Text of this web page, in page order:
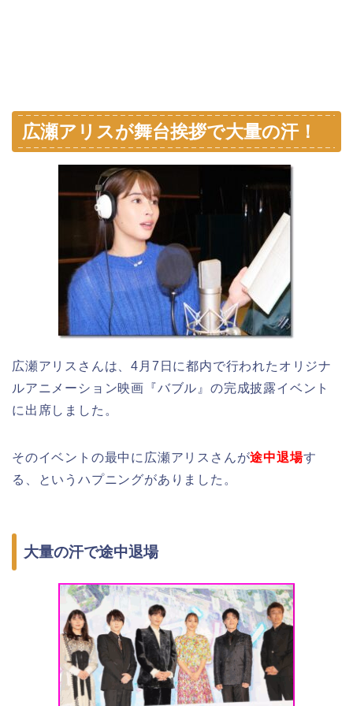
広瀬アリスが舞台挨拶で大量の汗！
広瀬アリスさんは、4月7日に都内で行われたオリジナ
ルアニメーション映画『バブル』の完成披露イベント
に出席しました。
そのイベントの最中に広瀬アリスさんが途中退場す
る、というハプニングがありました。
大量の汗で途中退場